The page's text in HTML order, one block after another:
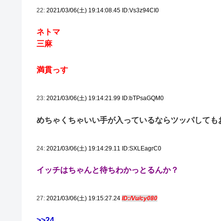
22: 2021/03/06(土) 19:14:08.45 ID:Vs3z94CI0
ネトマ
三麻
満貫っす
23: 2021/03/06(土) 19:14:21.99 ID:bTPsaGQM0
めちゃくちゃいい手が入っているならツッパしても
24: 2021/03/06(土) 19:14:29.11 ID:SXLEagrC0
イッチはちゃんと待ちわかっとるんか？
27: 2021/03/06(土) 19:15:27.24 ID:/Vu/cy080